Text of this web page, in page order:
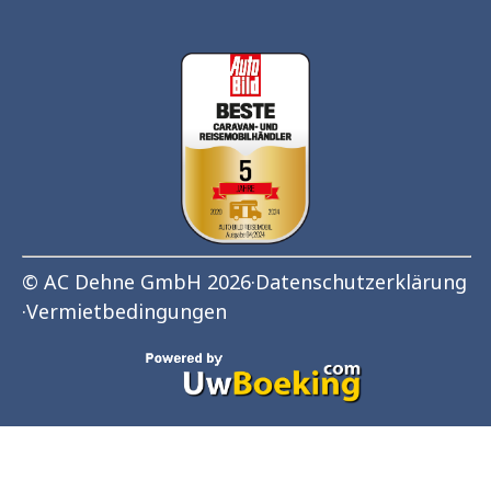
© AC Dehne GmbH 2026·Datenschutzerklärung
·Vermietbedingungen